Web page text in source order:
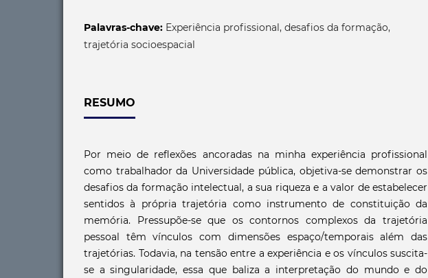
Palavras-chave: Experiência profissional, desafios da formação,
trajetória socioespacial
RESUMO
Por meio de reflexões ancoradas na minha experiência profissional
como trabalhador da Universidade pública, objetiva-se demonstrar os
desafios da formação intelectual, a sua riqueza e a valor de estabelecer
sentidos à própria trajetória como instrumento de constituição da
memória. Pressupõe-se que os contornos complexos da trajetória
pessoal têm vínculos com dimensões espaço/temporais além das
trajetórias. Todavia, na tensão entre a experiência e os vínculos suscita-
se a singularidade, essa que baliza a interpretação do mundo e do